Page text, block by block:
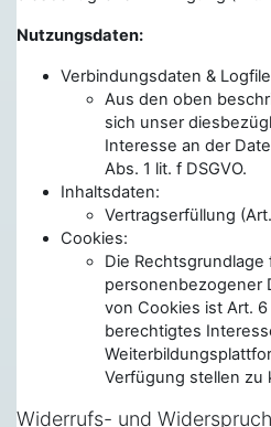
Nutzungsdaten:
Verbindungsdaten &
Aus den oben
sich unser
Interesse an der
Abs. 1 lit. f DSGVO.
Inhaltsdaten:
Vertragserfüllung
Cookies:
Die
personenbezogener
von Cookies ist Art. 6
berechtigtes
Verfügung stellen zu
Widerrufs- und